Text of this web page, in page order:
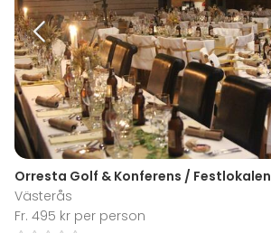
Orresta Golf & Konferens / Festlokalen
Västerås
Fr. 495 kr per person